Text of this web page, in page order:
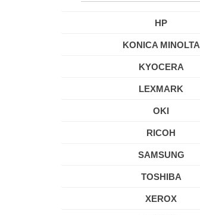
HP
KONICA MINOLTA
KYOCERA
LEXMARK
OKI
RICOH
SAMSUNG
TOSHIBA
XEROX